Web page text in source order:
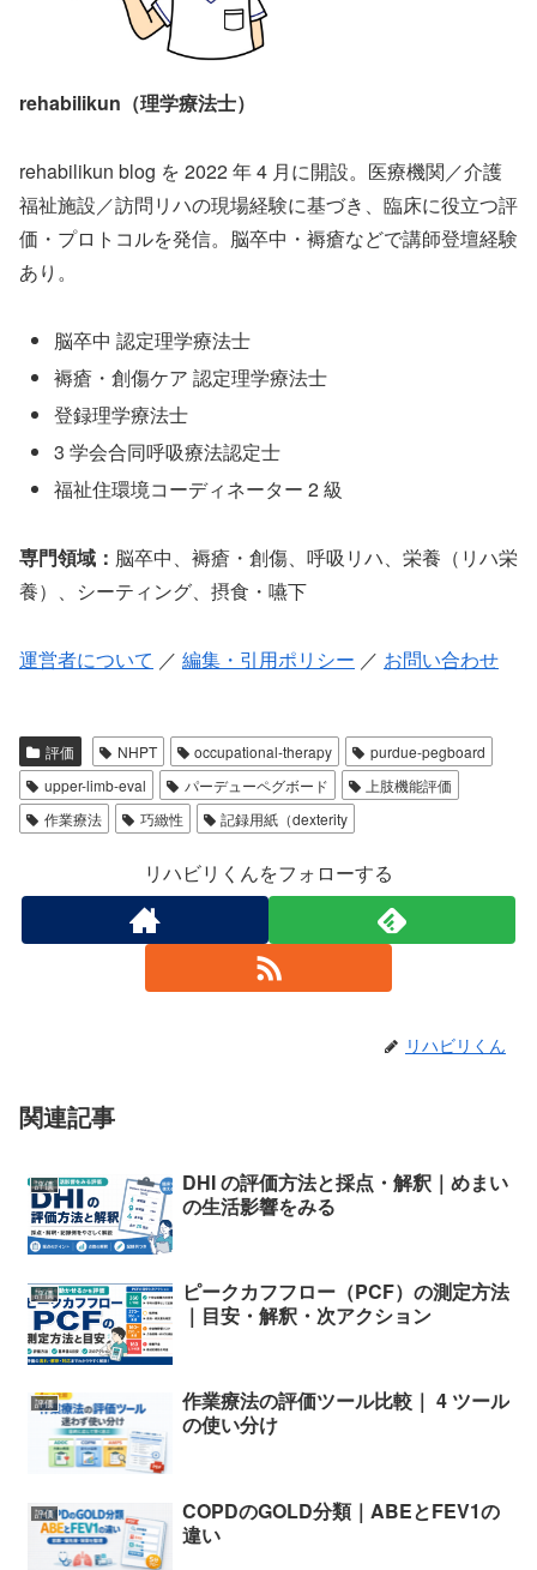
rehabilikun（理学療法士）
rehabilikun blog を 2022 年 4 月に開設。医療機関／介護
福祉施設／訪問リハの現場経験に基づき、臨床に役立つ評
価・プロトコルを発信。脳卒中・褥瘡などで講師登壇経験
あり。
脳卒中 認定理学療法士
褥瘡・創傷ケア 認定理学療法士
登録理学療法士
3 学会合同呼吸療法認定士
福祉住環境コーディネーター 2 級
専門領域： 脳卒中、褥瘡・創傷、呼吸リハ、栄養（リハ栄
養）、シーティング、摂食・嚥下
運営者について ／ 編集・引用ポリシー ／ お問い合わせ
評価 NHPT occupational-therapy
purdue-pegboard
upper-limb-eval
パーデューペグボード
上肢機能評価
作業療法
巧緻性 記録用紙（dexterity
リハビリくんをフォローする
リハビリくん
関連記事
評価
DHI の評価方法と採点・解釈｜めまい
の生活影響をみる
評価
ピークカフフロー（PCF）の測定方法
｜目安・解釈・次アクション
評価
作業療法の評価ツール比較｜ 4 ツール
の使い分け
評価
COPDのGOLD分類｜ABEとFEV1の
違い